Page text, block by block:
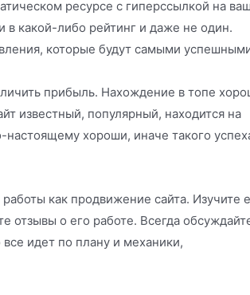
ресурсе с гиперссылкой на ваш
какой-либо рейтинг и даже не один.
которые будут самыми
прибыль. Нахождение в топе
известный, популярный, находится на
хороши, иначе такого
как продвижение сайта. Изучите
отзывы о его работе. Всегда
идет по плану и механики,